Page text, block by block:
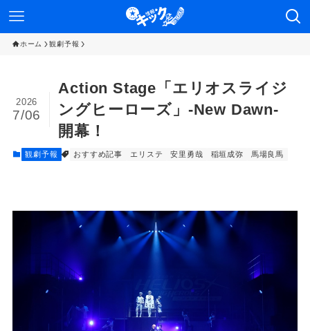
ホーム 観劇予報
Action Stage「エリオスライジ
ングヒーローズ」-New Dawn-
開幕！
2026
7/06
観劇予報 おすすめ記事 エリステ 安里勇哉 稲垣成弥 馬場良馬